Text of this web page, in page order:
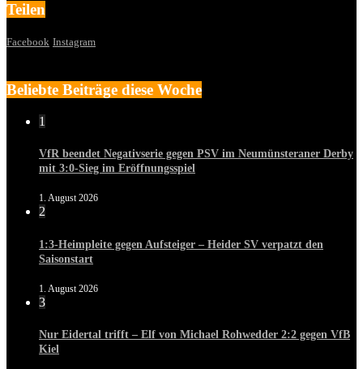
Teilen
Facebook Instagram
Beliebte Beiträge diese Woche
1
VfR beendet Negativserie gegen PSV im Neumünsteraner Derby
mit 3:0-Sieg im Eröffnungsspiel
1. August 2026
2
1:3-Heimpleite gegen Aufsteiger – Heider SV verpatzt den
Saisonstart
1. August 2026
3
Nur Eidertal trifft – Elf von Michael Rohwedder 2:2 gegen VfB
Kiel